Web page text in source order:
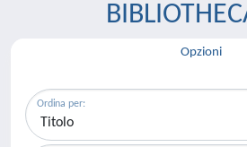
Opzioni
Ordina per: